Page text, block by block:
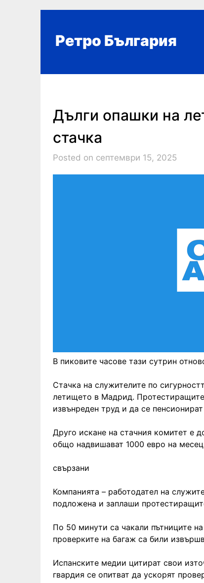
Ретро България
Дълги опашки на
стачка
Posted on септември 15, 2025
В пиковите часове тази сутрин
Стачка на служителите по
летището в Мадрид. Протестиращите
извънреден труд и да се
Друго искане на стачния комитет е
общо надвишават 1000 евро на
свързани
Компанията – работодател на
подложена и заплаши
По 50 минути са чакали пътниците
проверките на багаж са били
Испанските медии цитират свои
гвардия се опитват да ускорят